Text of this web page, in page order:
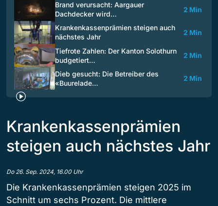
Brand verursacht: Aargauer
Dachdecker wird…
2 Min
Krankenkassenprämien steigen auch
nächstes Jahr
2 Min
Tiefrote Zahlen: Der Kanton Solothurn
budgetiert…
2 Min
Dieb gesucht: Die Betreiber des
«Buurelade…
2 Min
Krankenkassenprämien
steigen auch nächstes Jahr
Do 26. Sep. 2024, 16.00 Uhr
Die Krankenkassenprämien steigen 2025 im
Schnitt um sechs Prozent. Die mittlere